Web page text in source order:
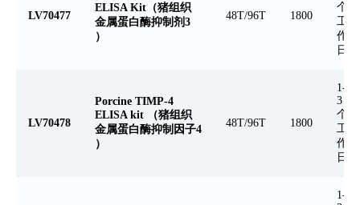
LV70477
ELISA Kit（猪组织
金属蛋白酶抑制剂3
）
48T/96T 1800
个
工
作
日
LV70478
Porcine TIMP-4
ELISA kit （猪组织
金属蛋白酶抑制因子4
）
48T/96T 1800
1-
3
个
工
作
日
1-